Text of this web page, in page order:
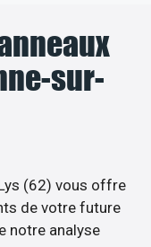
sur-
(62) vous offre
de votre future
notre analyse